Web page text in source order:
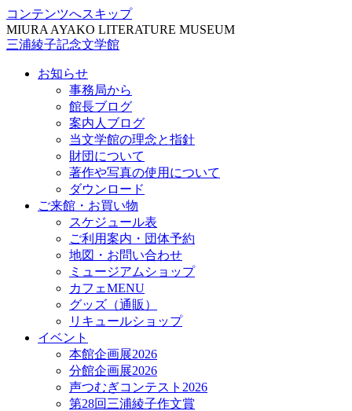
コンテンツへスキップ
MIURA AYAKO LITERATURE MUSEUM
三浦綾子記念文学館
お知らせ
事務局から
館長ブログ
案内人ブログ
当文学館の理念と指針
財団について
著作や写真の使用について
ダウンロード
ご来館・お買い物
スケジュール表
ご利用案内・団体予約
地図・お問い合わせ
ミュージアムショップ
カフェMENU
グッズ（通販）
リキュールショップ
イベント
本館企画展2026
分館企画展2026
声つむぎコンテスト2026
第28回三浦綾子作文賞